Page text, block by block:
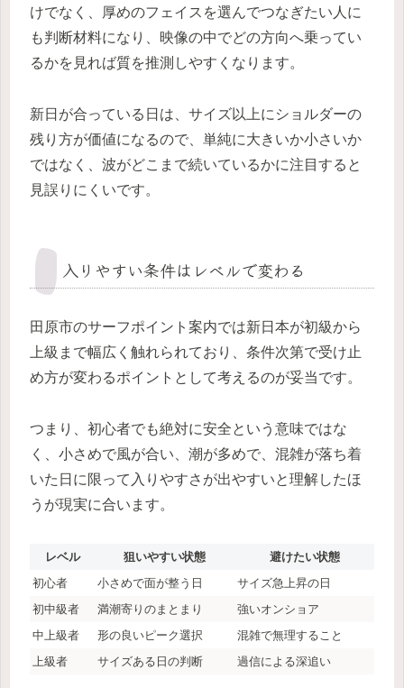
けでなく、厚めのフェイスを選んでつなぎたい人に
も判断材料になり、映像の中でどの方向へ乗ってい
るかを見れば質を推測しやすくなります。
新日が合っている日は、サイズ以上にショルダーの
残り方が価値になるので、単純に大きいか小さいか
ではなく、波がどこまで続いているかに注目すると
見誤りにくいです。
入りやすい条件はレベルで変わる
田原市のサーフポイント案内では新日本が初級から
上級まで幅広く触れられており、条件次第で受け止
め方が変わるポイントとして考えるのが妥当です。
つまり、初心者でも絶対に安全という意味ではな
く、小さめで風が合い、潮が多めで、混雑が落ち着
いた日に限って入りやすさが出やすいと理解したほ
うが現実に合います。
レベル 狙いやすい状態
避けたい状態
初心者
小さめで面が整う日
サイズ急上昇の日
初中級者
満潮寄りのまとまり
強いオンショア
中上級者
形の良いピーク選択
混雑で無理すること
上級者
サイズある日の判断 過信による深追い